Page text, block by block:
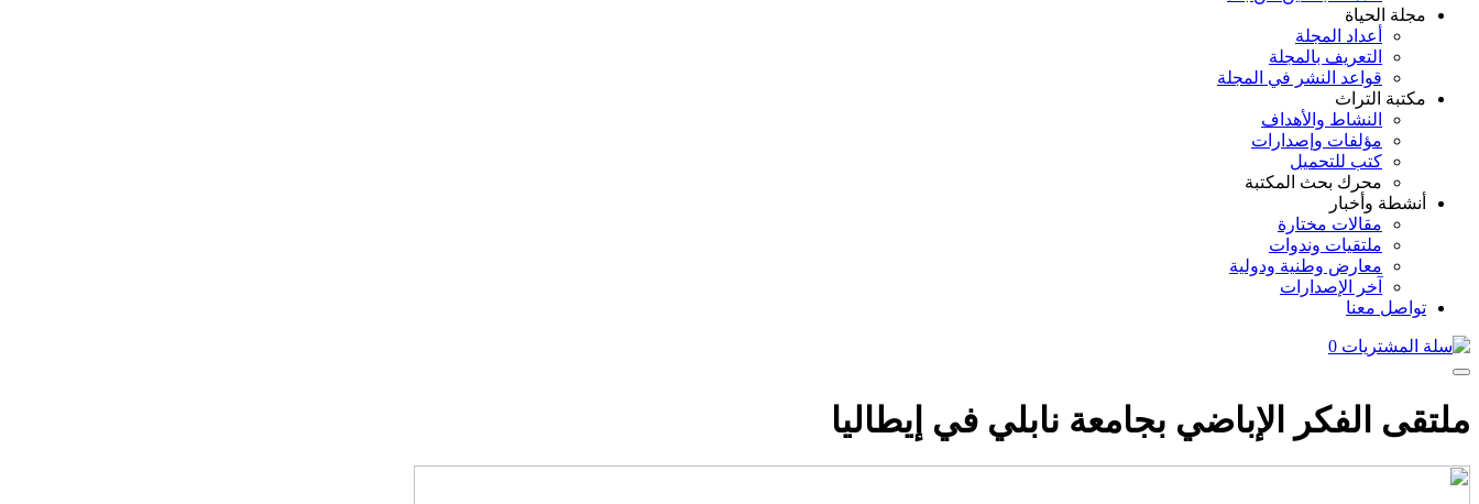
مجلة الحياة
أعداد المجلة
التعريف بالمجلة
قواعد النشر في المجلة
مكتبة التراث
النشاط والأهداف
مؤلفات وإصدارات
كتب للتحميل
محرك بحث المكتبة
أنشطة وأخبار
مقالات مختارة
ملتقيات وندوات
معارض وطنية ودولية
آخر الإصدارات
تواصل معنا
0
ملتقى الفكر الإباضي بجامعة نابلي في إيطاليا